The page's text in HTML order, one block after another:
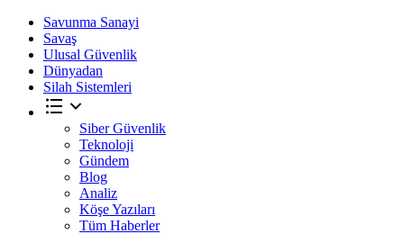
Savunma Sanayi
Savaş
Ulusal Güvenlik
Dünyadan
Silah Sistemleri
Siber Güvenlik
Teknoloji
Gündem
Blog
Analiz
Köşe Yazıları
Tüm Haberler